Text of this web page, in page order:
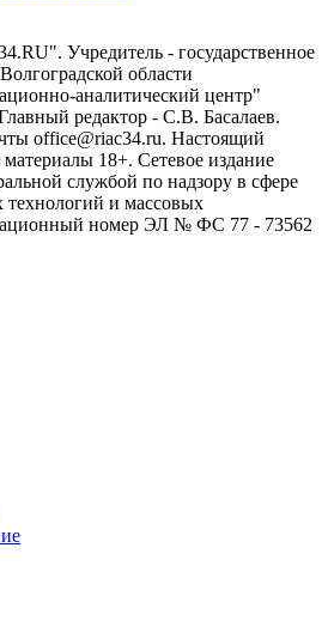
Учредитель - государственное
области
аналитический центр"
редактор - С.В. Басалаев.
office@riac34.ru. Настоящий
18+. Сетевое издание
службой по надзору в сфере
и массовых
номер ЭЛ № ФС 77 - 73562